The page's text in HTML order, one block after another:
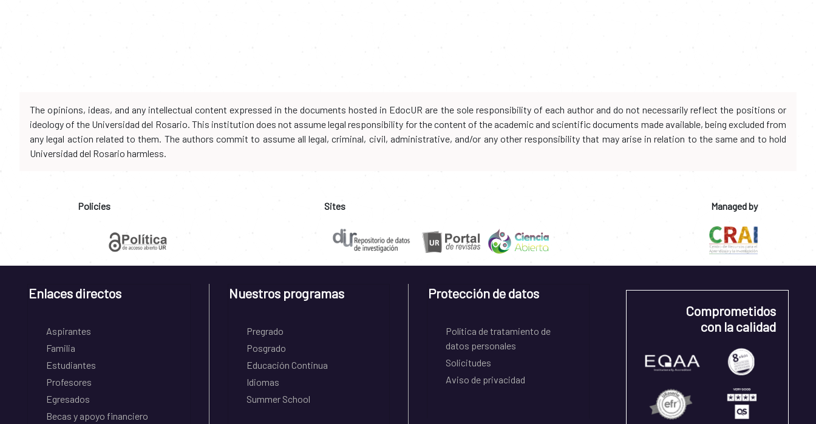
The opinions, ideas, and any intellectual content expressed in the documents hosted in EdocUR are the sole responsibility of each author and do not necessarily reflect the positions or
ideology of the Universidad del Rosario. This institution does not assume legal responsibility for the content of the academic and scientific documents made available, being excluded from
any legal action related to them. The authors commit to assume all legal, criminal, civil, administrative, and/or any other responsibility that may arise in relation to the same and to hold
Universidad del Rosario harmless.
Policies Sites Managed by
Enlaces directos
Aspirantes
Familia
Estudiantes
Profesores
Egresados
Becas y apoyo financiero
Nuestros programas
Pregrado
Posgrado
Educación Continua
Idiomas
Summer School
Protección de datos
Política de tratamiento de
datos personales
Solicitudes
Aviso de privacidad
Comprometidos
con la calidad